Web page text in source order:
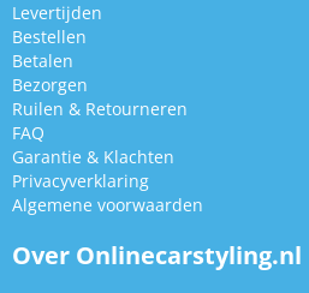
Levertijden
Bestellen
Betalen
Bezorgen
Ruilen & Retourneren
FAQ
Garantie & Klachten
Privacyverklaring
Algemene voorwaarden
Over Onlinecarstyling.nl